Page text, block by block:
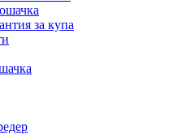
за купа